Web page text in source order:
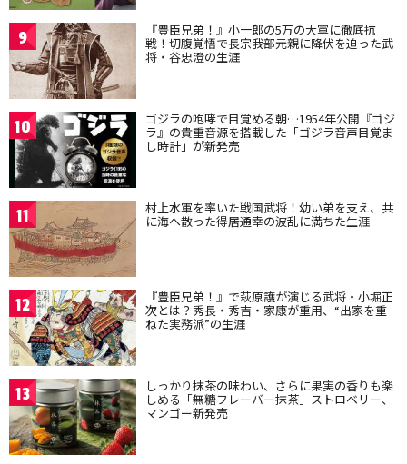
9 『豊臣兄弟！』小一郎の5万の大軍に徹底抗
戦！切腹覚悟で長宗我部元親に降伏を迫った武
将・谷忠澄の生涯
10 ゴジラの咆哮で目覚める朝…1954年公開『ゴジ
ラ』の貴重音源を搭載した「ゴジラ音声目覚ま
し時計」が新発売
11 村上水軍を率いた戦国武将！幼い弟を支え、共
に海へ散った得居通幸の波乱に満ちた生涯
12 『豊臣兄弟！』で萩原護が演じる武将・小堀正
次とは？秀長・秀吉・家康が重用、“出家を重
ねた実務派”の生涯
13 しっかり抹茶の味わい、さらに果実の香りも楽
しめる「無糖フレーバー抹茶」ストロベリー、
マンゴー新発売